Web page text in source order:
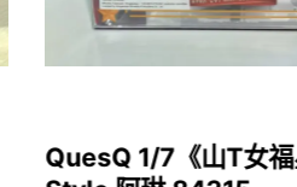
QuesQ 1/7《山T女